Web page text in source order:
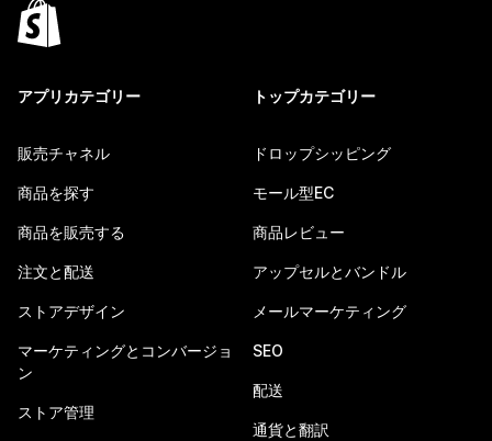
アプリカテゴリー
販売チャネル
商品を探す
商品を販売する
注文と配送
ストアデザイン
マーケティングとコンバージョ
ン
ストア管理
トップカテゴリー
ドロップシッピング
モール型EC
商品レビュー
アップセルとバンドル
メールマーケティング
SEO
配送
通貨と翻訳